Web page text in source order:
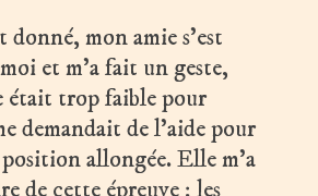
mon amie s’est
et m’a fait un geste,
était trop faible pour
demandait de l’aide pour
position allongée. Elle m’a